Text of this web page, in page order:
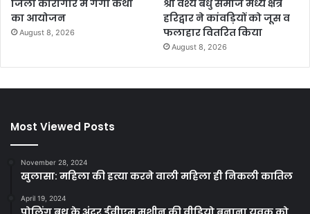
जिला कारागार में गंगा कथा
का आयोजन
August 8, 2026
श्री वैश्य बंधु समाज मध्य क्षेत्र
हरिद्वार ने कांवड़ियों को जूस व
फलाहार वितरित किया
August 8, 2026
Most Viewed Posts
November 28, 2024
खुलासा: महिला की हत्या करने वाली महिला ही निकली कातिल
April 19, 2024